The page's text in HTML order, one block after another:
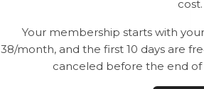
cost.
Your membership starts with
38/month, and the first 10 days are
canceled before the end